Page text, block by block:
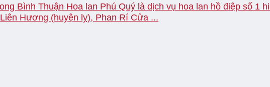
Bình Thuận Hoa lan Phú Quý là dịch vụ hoa lan hồ điệp số 1
Hương (huyện lỵ), Phan Rí Cửa ...